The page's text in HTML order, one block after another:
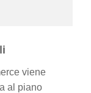
viene
al piano